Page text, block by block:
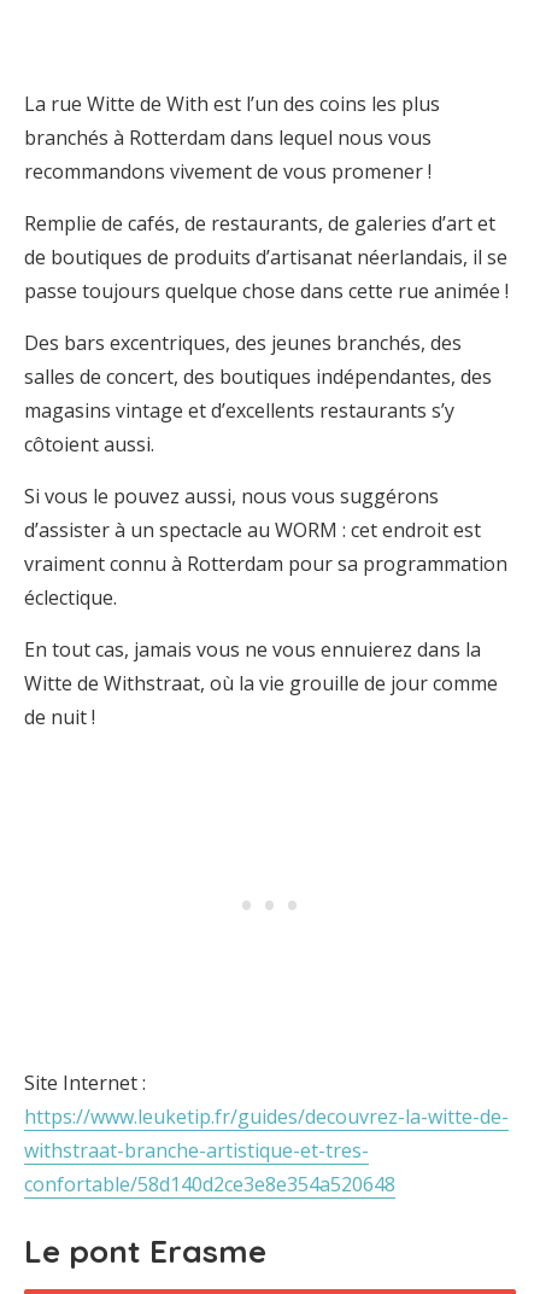
La rue Witte de With est l’un des coins les plus
branchés à Rotterdam dans lequel nous vous
recommandons vivement de vous promener !
Remplie de cafés, de restaurants, de galeries d’art et
de boutiques de produits d’artisanat néerlandais, il se
passe toujours quelque chose dans cette rue animée !
Des bars excentriques, des jeunes branchés, des
salles de concert, des boutiques indépendantes, des
magasins vintage et d’excellents restaurants s’y
côtoient aussi.
Si vous le pouvez aussi, nous vous suggérons
d’assister à un spectacle au WORM : cet endroit est
vraiment connu à Rotterdam pour sa programmation
éclectique.
En tout cas, jamais vous ne vous ennuierez dans la
Witte de Withstraat, où la vie grouille de jour comme
de nuit !
Site Internet :
https://www.leuketip.fr/guides/decouvrez-la-witte-de-
withstraat-branche-artistique-et-tres-
confortable/58d140d2ce3e8e354a520648
Le pont Erasme